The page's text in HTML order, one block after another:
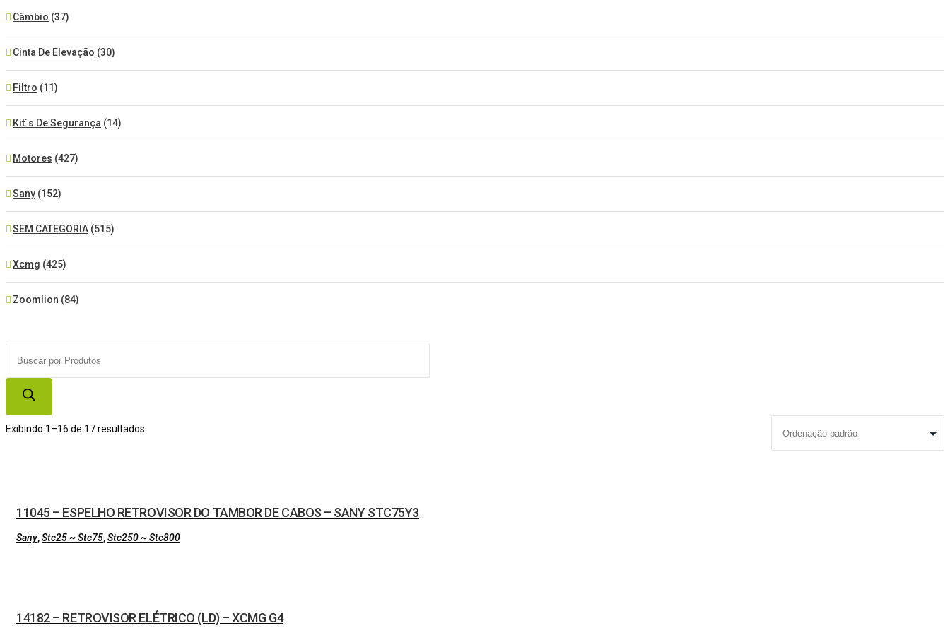
Câmbio (37)
Cinta De Elevação (30)
Filtro (11)
Kit´s De Segurança (14)
Motores (427)
Sany (152)
SEM CATEGORIA (515)
Xcmg (425)
Zoomlion (84)
Exibindo 1–16 de 17 resultados
11045 – ESPELHO RETROVISOR DO TAMBOR DE CABOS – SANY STC75Y3
Sany,Stc25 ~ Stc75,Stc250 ~ Stc800
14182 – RETROVISOR ELÉTRICO (LD) – XCMG G4